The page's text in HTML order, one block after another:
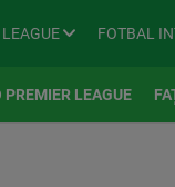
LEAGUE FOTBAL
PREMIER LEAGUE